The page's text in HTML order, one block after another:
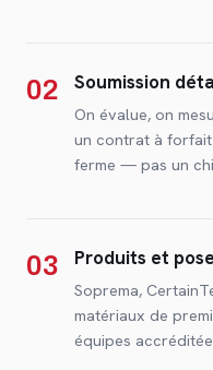
02 Soumission
On évalue, on
un contrat à
ferme — pas un
03 Produits et
Soprema,
matériaux de
équipes